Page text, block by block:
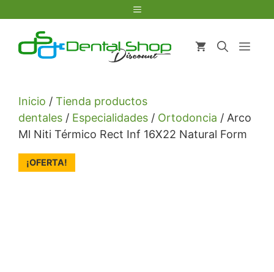
contenido
Menú
Inicio / Tienda productos
dentales / Especialidades / Ortodoncia / Arco
Ml Niti Térmico Rect Inf 16X22 Natural Form
¡OFERTA!